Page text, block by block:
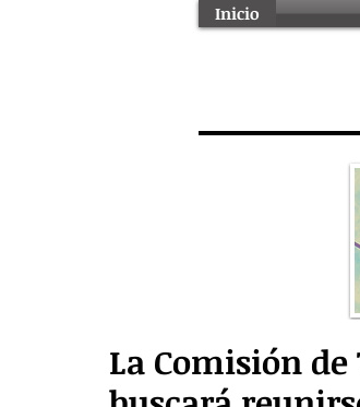
Inicio
La Comisión